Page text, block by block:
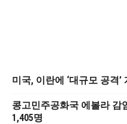
미국, 이란에 ‘대규모 공격’
콩고민주공화국 에볼라 감
1,405명